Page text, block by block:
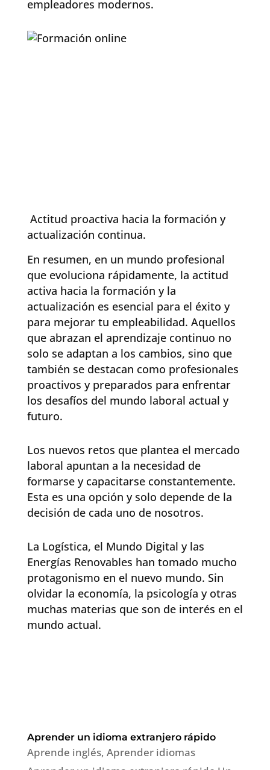
empleadores modernos.
Actitud proactiva hacia la formación y
actualización continua.
En resumen, en un mundo profesional
que evoluciona rápidamente, la actitud
activa hacia la formación y la
actualización es esencial para el éxito y
para mejorar tu empleabilidad. Aquellos
que abrazan el aprendizaje continuo no
solo se adaptan a los cambios, sino que
también se destacan como profesionales
proactivos y preparados para enfrentar
los desafíos del mundo laboral actual y
futuro.
Los nuevos retos que plantea el mercado
laboral apuntan a la necesidad de
formarse y capacitarse constantemente.
Esta es una opción y solo depende de la
decisión de cada uno de nosotros.
La Logística, el Mundo Digital y las
Energías Renovables han tomado mucho
protagonismo en el nuevo mundo. Sin
olvidar la economía, la psicología y otras
muchas materias que son de interés en el
mundo actual.
Aprender un idioma extranjero rápido
Aprende inglés, Aprender idiomas